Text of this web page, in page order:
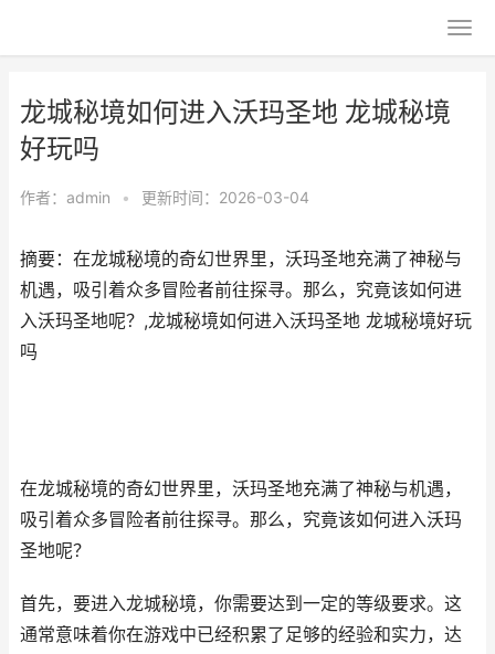
龙城秘境如何进入沃玛圣地 龙城秘境
好玩吗
作者： admin • 更新时间：2026-03-04
摘要：在龙城秘境的奇幻世界里，沃玛圣地充满了神秘与
机遇，吸引着众多冒险者前往探寻。那么，究竟该如何进
入沃玛圣地呢？,龙城秘境如何进入沃玛圣地 龙城秘境好玩
吗
在龙城秘境的奇幻世界里，沃玛圣地充满了神秘与机遇，
吸引着众多冒险者前往探寻。那么，究竟该如何进入沃玛
圣地呢？
首先，要进入龙城秘境，你需要达到一定的等级要求。这
通常意味着你在游戏中已经积累了足够的经验和实力，达